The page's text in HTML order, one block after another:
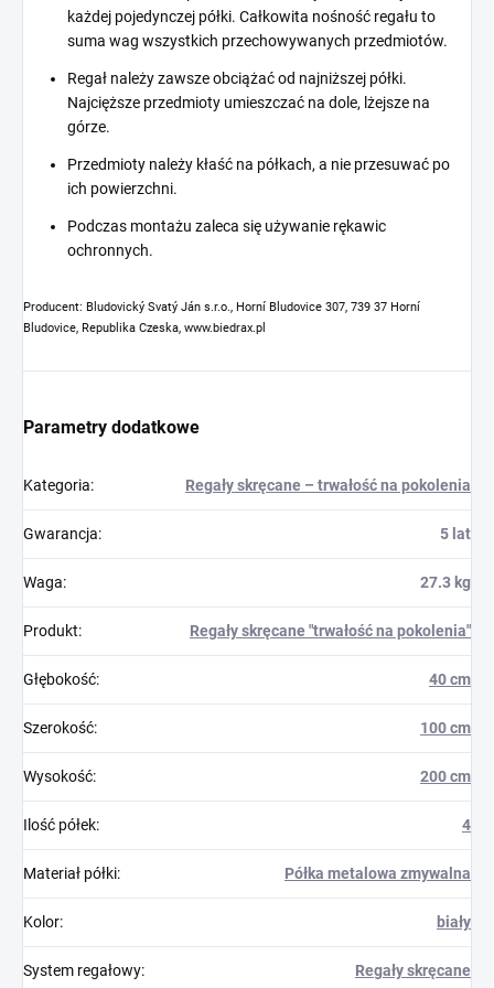
każdej pojedynczej półki. Całkowita nośność regału to
suma wag wszystkich przechowywanych przedmiotów.
Regał należy zawsze obciążać od najniższej półki.
Najcięższe przedmioty umieszczać na dole, lżejsze na
górze.
Przedmioty należy kłaść na półkach, a nie przesuwać po
ich powierzchni.
Podczas montażu zaleca się używanie rękawic
ochronnych.
Producent: Bludovický Svatý Ján s.r.o., Horní Bludovice 307, 739 37 Horní
Bludovice, Republika Czeska, www.biedrax.pl
Parametry dodatkowe
Kategoria: Regały skręcane – trwałość na pokolenia
Gwarancja: 5 lat
Waga: 27.3 kg
Produkt: Regały skręcane "trwałość na pokolenia"
Głębokość: 40 cm
Szerokość: 100 cm
Wysokość: 200 cm
Ilość półek: 4
Materiał półki: Półka metalowa zmywalna
Kolor: biały
System regałowy: Regały skręcane